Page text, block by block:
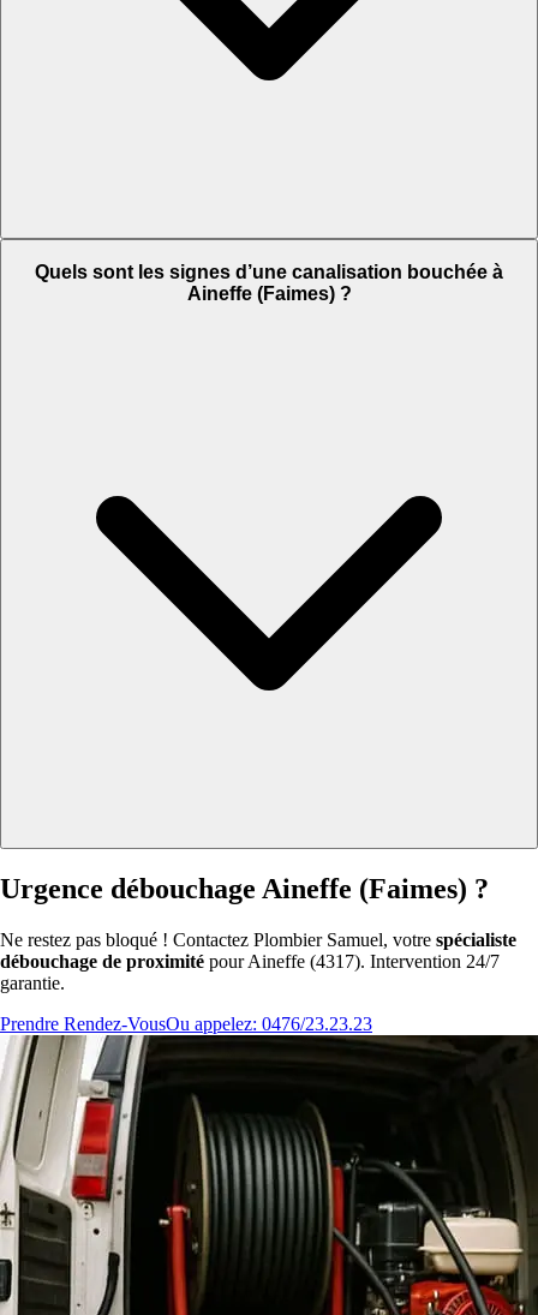
Quels sont les signes d’une canalisation bouchée à
Aineffe (Faimes) ?
Urgence débouchage Aineffe (Faimes) ?
Ne restez pas bloqué ! Contactez Plombier Samuel, votre spécialiste
débouchage de proximité pour Aineffe (4317). Intervention 24/7
garantie.
Prendre Rendez-VousOu appelez: 0476/23.23.23